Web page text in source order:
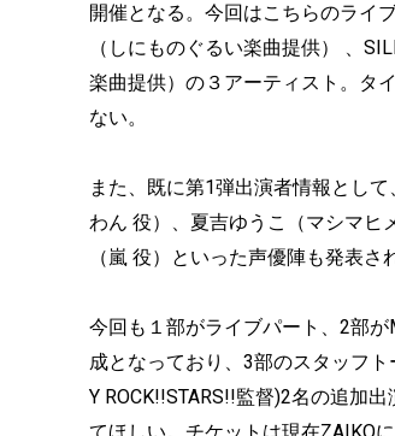
開催となる。今回はこちらのライ
（しにものぐるい楽曲提供） 、
楽曲提供）の３アーティスト。タ
ない。
また、既に第1弾出演者情報とし
わん 役）、夏吉ゆうこ（マシマ
（嵐 役）といった声優陣も発表
今回も１部がライブパート、2部
成となっており、3部のスタッフト
Y ROCK!!STARS!!監督)2名の追加